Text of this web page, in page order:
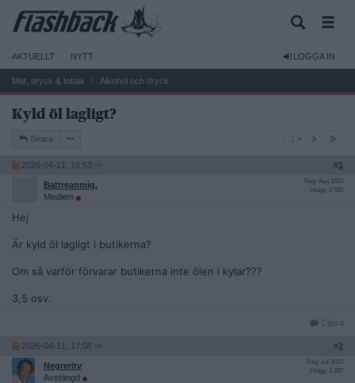
AKTUELLT NYTT LOGGA IN
Mat, dryck & tobak Alkohol och dryck
Kyld öl lagligt?
Svara
2026-04-11, 16:53 #1
Battreanmig.
Medlem
Reg: Aug 2023
Inlägg: 2 680
Hej
Är kyld öl lagligt i butikerna?
Om så varför förvarar butikerna inte ölen i kylar???
3,5 osv.
Citera
2026-04-11, 17:08 #2
Negreritv
Avstängd
Reg: Jul 2023
Inlägg: 1 287